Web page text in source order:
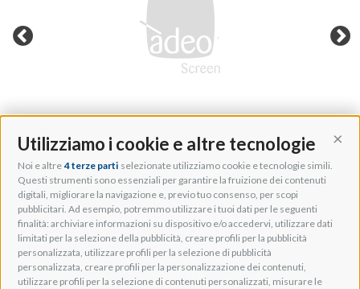
Utilizziamo i cookie e altre tecnologie
Noi e altre 4 terze parti selezionate utilizziamo cookie e tecnologie simili.
Questi strumenti sono essenziali per garantire la fruizione dei contenuti
digitali, migliorare la navigazione e, previo tuo consenso, per scopi
pubblicitari. Ad esempio, potremmo utilizzare i tuoi dati per le seguenti
finalità: archiviare informazioni su dispositivo e/o accedervi, utilizzare dati
limitati per la selezione della pubblicità, creare profili per la pubblicità
personalizzata, utilizzare profili per la selezione di pubblicità
personalizzata, creare profili per la personalizzazione dei contenuti,
utilizzare profili per la selezione di contenuti personalizzati, misurare le
Adeo Group S.r.l.
Via della Zarga, 50
Lavis, 38015 TN, Italy
Tel: +39 0461 248211
P.IVA: IT01262500224
PEC: pec@pec.adeogroup.it
SDI: T04ZHR3